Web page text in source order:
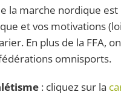
la marche nordique est
et vos motivations
En plus de la FFA,
omnisports.
: cliquez sur la